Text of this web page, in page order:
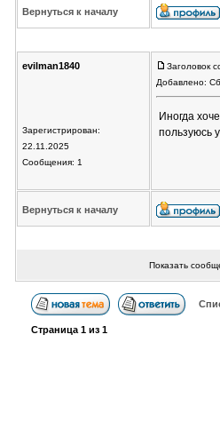
Вернуться к началу
evilman1840
Зарегистрирован:
22.11.2025
Сообщения: 1
Заголовок
Добавлено:
Иногда
пользуюсь
Вернуться к началу
Показать
Страница 1из 1